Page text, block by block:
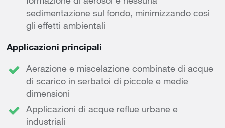
sedimentazione sul fondo, minimizzando così
gli effetti ambientali
Applicazioni principali
Aerazione e miscelazione combinate di acque
di scarico in serbatoi di piccole e medie
dimensioni
Applicazioni di acque reflue urbane e
industriali